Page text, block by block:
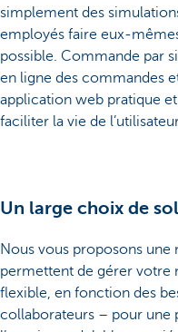
simplement des
employés faire eux-
possible. Commande par
en ligne des commandes
application web pratique
faciliter la vie de
Un large choix de
Nous vous proposons
permettent de gérer votre
flexible, en fonction des
collaborateurs – pour une